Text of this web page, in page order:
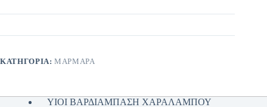
ΚΑΤΗΓΟΡΊΑ:ΜΑΡΜΑΡΑ
ΥΙΟΙ ΒΑΡΔΙΑΜΠΑΣΗ ΧΑΡΑΛΑΜΠΟΥ